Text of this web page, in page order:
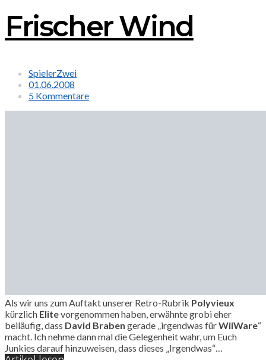
Frischer Wind
SpielerZwei
01.06.2008
5 Kommentare
Als wir uns zum Auftakt unserer Retro-Rubrik Polyvieux
kürzlich Elitevorgenommen haben, erwähnte grobi eher
beiläufig, dass David Braben gerade „irgendwas fürWiiWare“
macht. Ich nehme dann mal die Gelegenheit wahr, um Euch
Junkies darauf hinzuweisen, dass dieses „Irgendwas“…